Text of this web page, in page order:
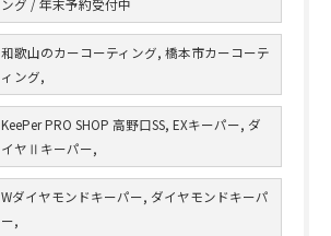
ング / 年末予約受付中
和歌山のカーコーティング, 橋本市カーコーテ
ィング,
KeePer PRO SHOP 高野口SS, EXキーパー, ダ
イヤⅡキーパー,
Wダイヤモンドキーパー, ダイヤモンドキーパ
ー,